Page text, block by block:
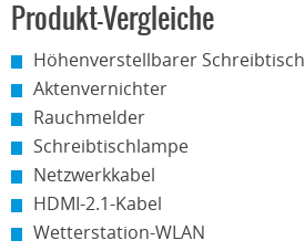
Produkt-Vergleiche
Höhenverstellbarer Schreibtisch
Aktenvernichter
Rauchmelder
Schreibtischlampe
Netzwerkkabel
HDMI-2.1-Kabel
Wetterstation-WLAN